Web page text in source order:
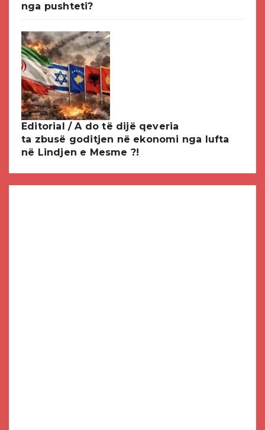
nga pushteti?
Editorial / A do të dijë qeveria
ta zbusë goditjen në ekonomi nga lufta
në Lindjen e Mesme ?!